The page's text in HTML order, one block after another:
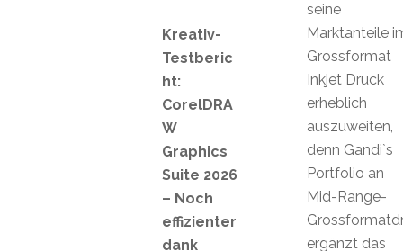
seine
Marktanteile
Grossformat
Inkjet Druck
erheblich
auszuweiten,
denn Gandi`s
Portfolio an
Mid-Range-
ergänzt das
Kreativ-
Testberic
ht:
CorelDRA
W
Graphics
Suite 2026
– Noch
effizienter
dank